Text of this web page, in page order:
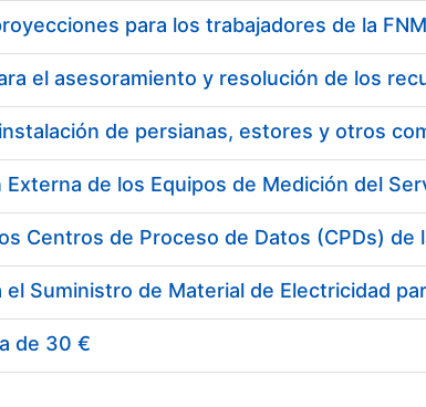
de persianas, estores y otros
de 30 €